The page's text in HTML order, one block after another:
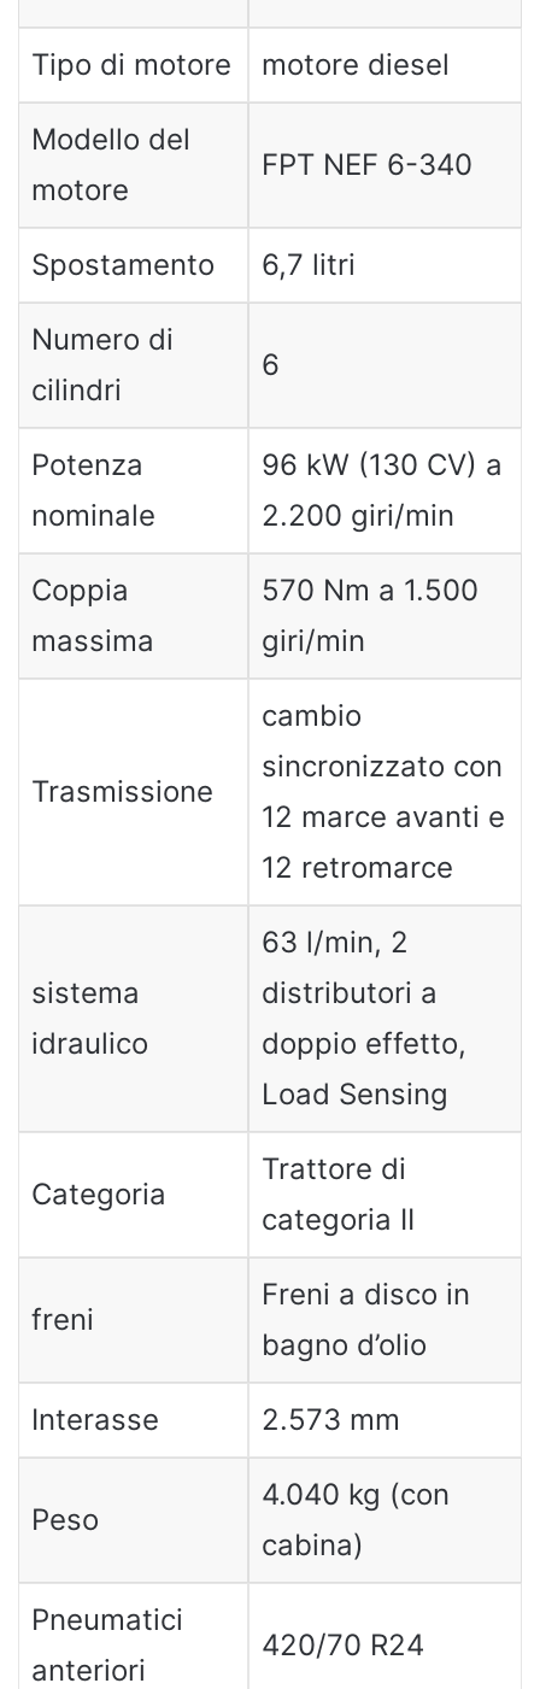
Tipo di motore motore diesel
Modello del
motore
FPT NEF 6-340
Spostamento 6,7 litri
Numero di
cilindri
6
Potenza
nominale
96 kW (130 CV) a
2.200 giri/min
Coppia
massima
570 Nm a 1.500
giri/min
Trasmissione
cambio
sincronizzato con
12 marce avanti e
12 retromarce
sistema
idraulico
63 l/min, 2
distributori a
doppio effetto,
Load Sensing
Categoria
Trattore di
categoria II
freni
Freni a disco in
bagno d’olio
Interasse 2.573 mm
Peso
4.040 kg (con
cabina)
Pneumatici
anteriori
420/70 R24